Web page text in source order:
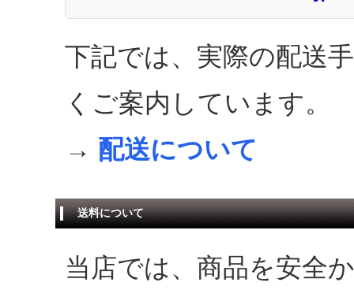
下記では、実際の配送
くご案内しています。
→ 配送について
送料について
当店では、商品を安全